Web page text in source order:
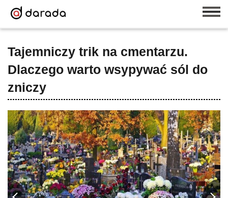
Tajemniczy trik na cmentarzu.
Dlaczego warto wsypywać sól do
zniczy